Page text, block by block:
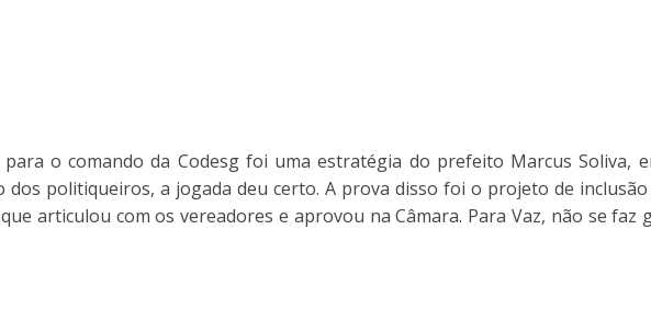
para o comando da Codesg foi uma estratégia do prefeito Marcus Soliva,
dos politiqueiros, a jogada deu certo. A prova disso foi o projeto de
articulou com os vereadores e aprovou na Câmara. Para Vaz, não se faz